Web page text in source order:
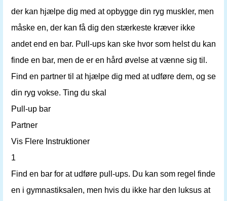
der kan hjælpe dig med at opbygge din ryg muskler, men
måske en, der kan få dig den stærkeste kræver ikke
andet end en bar. Pull-ups kan ske hvor som helst du kan
finde en bar, men de er en hård øvelse at vænne sig til.
Find en partner til at hjælpe dig med at udføre dem, og se
din ryg vokse. Ting du skal
Pull-up bar
Partner
Vis Flere Instruktioner
1
Find en bar for at udføre pull-ups. Du kan som regel finde
en i gymnastiksalen, men hvis du ikke har den luksus at